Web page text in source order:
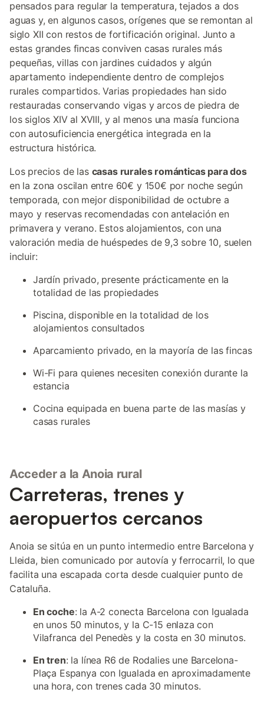
pensados para regular la temperatura, tejados a dos
aguas y, en algunos casos, orígenes que se remontan al
siglo XII con restos de fortificación original. Junto a
estas grandes fincas conviven casas rurales más
pequeñas, villas con jardines cuidados y algún
apartamento independiente dentro de complejos
rurales compartidos. Varias propiedades han sido
restauradas conservando vigas y arcos de piedra de
los siglos XIV al XVIII, y al menos una masía funciona
con autosuficiencia energética integrada en la
estructura histórica.
Los precios de las casas rurales románticas para dos
en la zona oscilan entre 60€ y 150€ por noche según
temporada, con mejor disponibilidad de octubre a
mayo y reservas recomendadas con antelación en
primavera y verano. Estos alojamientos, con una
valoración media de huéspedes de 9,3 sobre 10, suelen
incluir:
Jardín privado, presente prácticamente en la
totalidad de las propiedades
Piscina, disponible en la totalidad de los
alojamientos consultados
Aparcamiento privado, en la mayoría de las fincas
Wi-Fi para quienes necesiten conexión durante la
estancia
Cocina equipada en buena parte de las masías y
casas rurales
Acceder a la Anoia rural
Carreteras, trenes y
aeropuertos cercanos
Anoia se sitúa en un punto intermedio entre Barcelona y
Lleida, bien comunicado por autovía y ferrocarril, lo que
facilita una escapada corta desde cualquier punto de
Cataluña.
En coche: la A-2 conecta Barcelona con Igualada
en unos 50 minutos, y la C-15 enlaza con
Vilafranca del Penedès y la costa en 30 minutos.
En tren: la línea R6 de Rodalies une Barcelona-
Plaça Espanya con Igualada en aproximadamente
una hora, con trenes cada 30 minutos.